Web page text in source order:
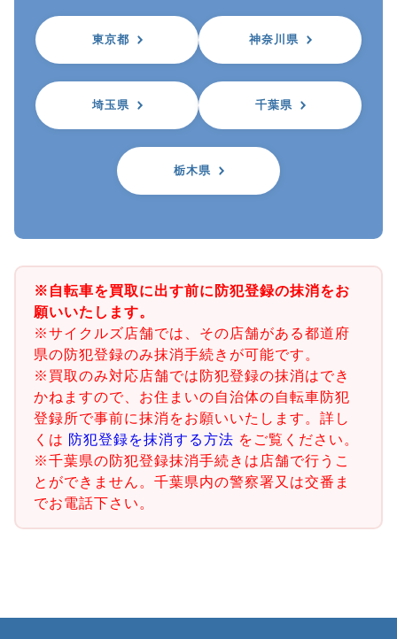
東京都 神奈川県
埼玉県 千葉県
栃木県
※自転車を買取に出す前に防犯登録の抹消をお
願いいたします。
※サイクルズ店舗では、その店舗がある都道府
県の防犯登録のみ抹消手続きが可能です。
※買取のみ対応店舗では防犯登録の抹消はでき
かねますので、お住まいの自治体の自転車防犯
登録所で事前に抹消をお願いいたします。詳し
くは 防犯登録を抹消する方法 をご覧ください。
※千葉県の防犯登録抹消手続きは店舗で行うこ
とができません。千葉県内の警察署又は交番ま
でお電話下さい。